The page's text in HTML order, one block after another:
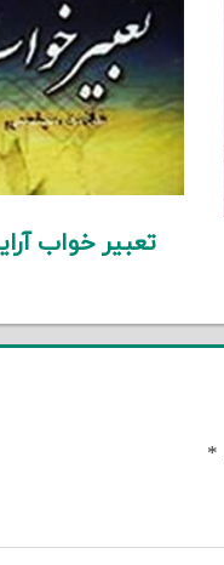
تعبیر خواب
*